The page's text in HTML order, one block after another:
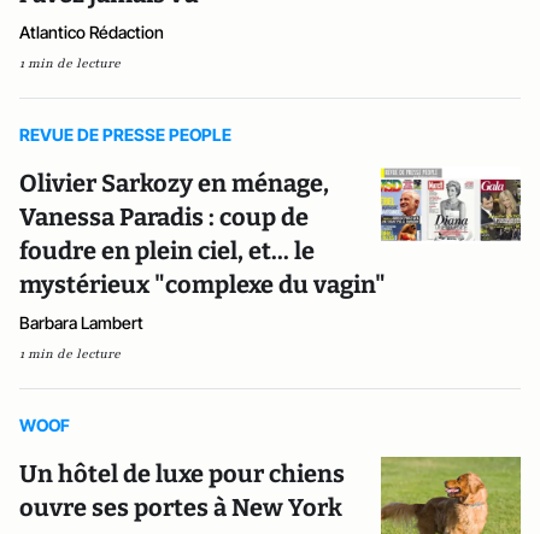
Atlantico Rédaction
1 min de lecture
REVUE DE PRESSE PEOPLE
Olivier Sarkozy en ménage,
Vanessa Paradis : coup de
foudre en plein ciel, et... le
mystérieux "complexe du vagin"
Barbara Lambert
1 min de lecture
WOOF
Un hôtel de luxe pour chiens
ouvre ses portes à New York